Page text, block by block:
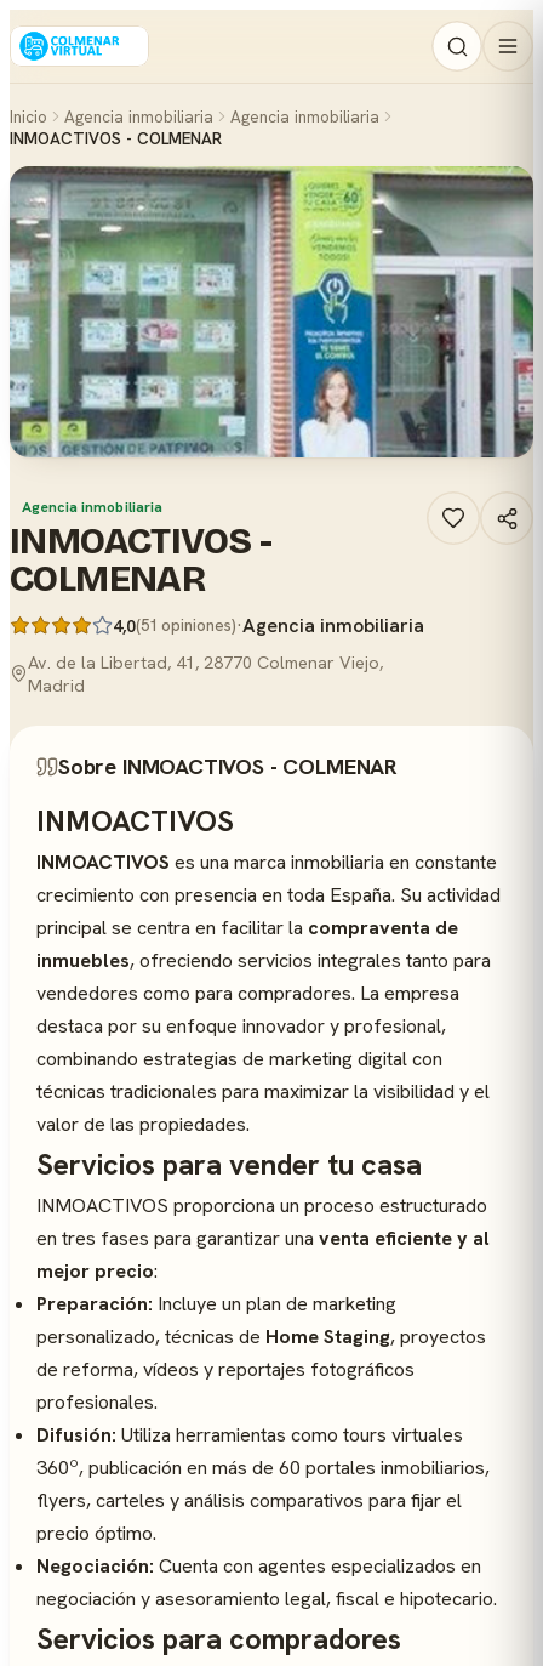
Inicio Agencia inmobiliaria
Agencia inmobiliaria
INMOACTIVOS - COLMENAR
Agencia inmobiliaria
INMOACTIVOS -
COLMENAR
4,0(51 opiniones)·Agencia inmobiliaria
Av. de la Libertad, 41, 28770 Colmenar Viejo,
Madrid
Sobre INMOACTIVOS - COLMENAR
INMOACTIVOS
INMOACTIVOS es una marca inmobiliaria en constante
crecimiento con presencia en toda España. Su actividad
principal se centra en facilitar la compraventa de
inmuebles, ofreciendo servicios integrales tanto para
vendedores como para compradores. La empresa
destaca por su enfoque innovador y profesional,
combinando estrategias de marketing digital con
técnicas tradicionales para maximizar la visibilidad y el
valor de las propiedades.
Servicios para vender tu casa
INMOACTIVOS proporciona un proceso estructurado
en tres fases para garantizar una venta eficiente y al
mejor precio:
Preparación: Incluye un plan de marketing
personalizado, técnicas de Home Staging, proyectos
de reforma, vídeos y reportajes fotográficos
profesionales.
Difusión: Utiliza herramientas como tours virtuales
360º, publicación en más de 60 portales inmobiliarios,
flyers, carteles y análisis comparativos para fijar el
precio óptimo.
Negociación: Cuenta con agentes especializados en
negociación y asesoramiento legal, fiscal e hipotecario.
Servicios para compradores